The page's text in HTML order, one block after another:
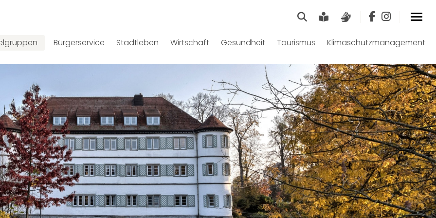
SucheLeichte Sprache
Bürgerservice Stadtleben Wirtschaft Gesundheit Tourismus Klimaschutzmanagement